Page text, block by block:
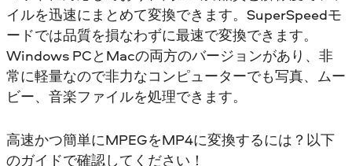
イルを迅速にまとめて変換できます。SuperSpeedモ
ードでは品質を損なわずに最速で変換できます。
Windows PCとMacの両方のバージョンがあり、非
常に軽量なので非力なコンピューターでも写真、ムー
ビー、音楽ファイルを処理できます。
高速かつ簡単にMPEGをMP4に変換するには？以下
のガイドで確認してください！